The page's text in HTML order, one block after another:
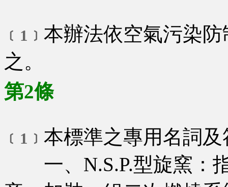
﹝1﹞ 本辦法依空氣污染防
之。
第2條
﹝1﹞ 本標準之專用名詞
一、N.S.P.型旋窯：